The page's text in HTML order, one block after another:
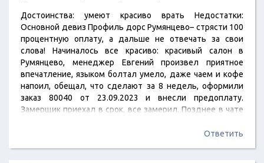
Достоинства: умеют красиво врать Недостатки:
Основной девиз Профиль дорс Румянцево– стрясти 100
процентную оплату, а дальше не отвечать за свои
слова! Начиналось все красиво: красивый салон в
Румянцево, менеджер Евгений произвел приятное
впечатление, языком болтал умело, даже чаем и кофе
напоил, обещал, что сделают за 8 недель, оформили
заказ 80040 от 23.09.2023 и внесли предоплату.
Замерщик приехал в срок, все замерил. Позднее в чате
все положительные моменты закончились! А дальше
Ответить